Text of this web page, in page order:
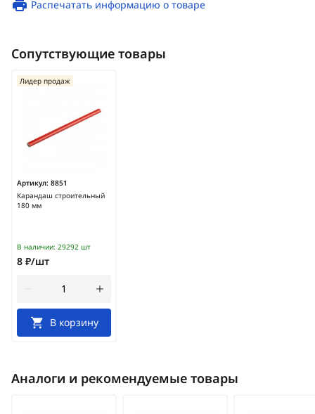
Распечатать информацию о товаре
Сопутствующие товары
Артикул: 8851
Карандаш строительный
180 мм
Лидер продаж
В наличии: 29292 шт
8 ₽/шт
В корзину
Аналоги и рекомендуемые товары